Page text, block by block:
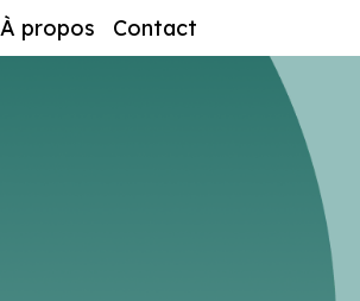
À propos Contact